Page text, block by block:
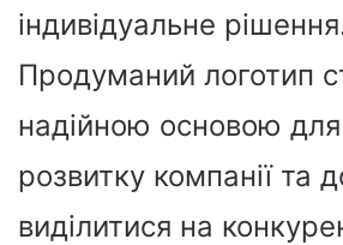
індивідуальне
Продуманий логотип
надійною основою для
розвитку компанії та
виділитися на